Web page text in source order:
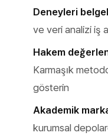
Deneyleri
ve veri analizi iş
Hakem
Karmaşık
gösterin
Akademik
kurumsal